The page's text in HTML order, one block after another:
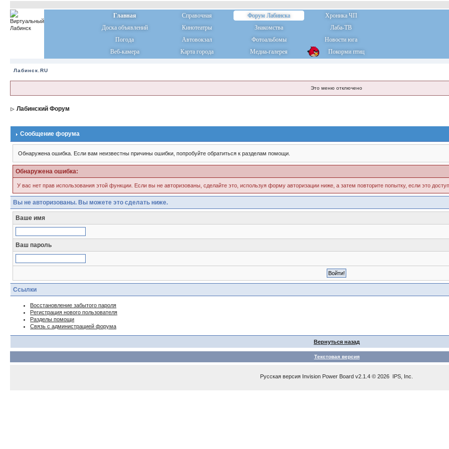
Главная Справочная Форум Лабинска
Хроника ЧП
Доска объявлений
Кинотеатры Знакомства
Лаба-ТВ
Погода
Автовокзал Фотоальбомы
Новости юга
Веб-камера
Карта города Медиа-галерея Покорми птиц
Лабинск.RU
Это меню отключено
Лабинский Форум
Сообщение форума
Обнаружена ошибка. Если вам неизвестны причины ошибки, попробуйте обратиться к разделам помощи.
Обнаружена ошибка:
У вас нет прав использования этой функции. Если вы не авторизованы, сделайте это, используя форму авторизации ниже, а затем повторите попытку, если это
Вы не авторизованы. Вы можете это сделать ниже.
Ваше имя
Ваш пароль
Ссылки
Восстановление забытого пароля
Регистрация нового пользователя
Разделы помощи
Связь с администрацией форума
Вернуться назад
Текстовая версия
Русская версия Invision Power Board v2.1.4 © 2026 IPS, Inc.